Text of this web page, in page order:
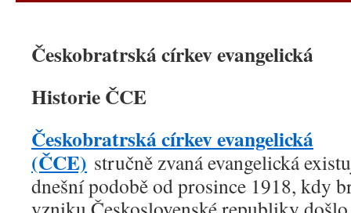
webu
Českobratrská církev evangelická
Historie ČCE
Českobratrská církev evangelická
(ČCE) stručně zvaná evangelická
dnešní podobě od prosince 1918, kdy